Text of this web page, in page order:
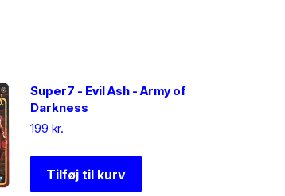
Super7 - Evil Ash - Army of
Darkness
199kr.
Tilføj til kurv